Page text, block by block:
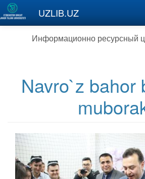
Перейти к основному содержанию
UZLIB.UZ
Информационно ресурсный
Navro`z bahor